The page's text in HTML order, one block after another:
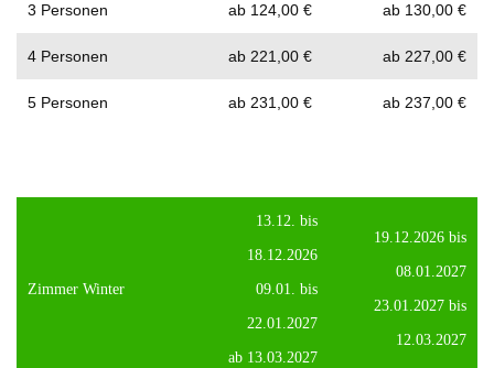
3 Personen ab 124,00 € ab 130,00 €
4 Personen ab 221,00 € ab 227,00 €
5 Personen ab 231,00 € ab 237,00 €
Zimmer Winter
13.12. bis
18.12.2026
09.01. bis
22.01.2027
ab 13.03.2027
19.12.2026 bis
08.01.2027
23.01.2027 bis
12.03.2027